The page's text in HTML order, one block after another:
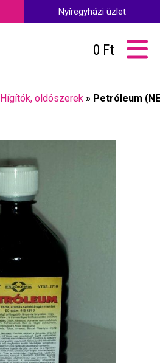
Nyíregyházi üzlet
0 Ft
Hígítók, oldószerek » Petróleum